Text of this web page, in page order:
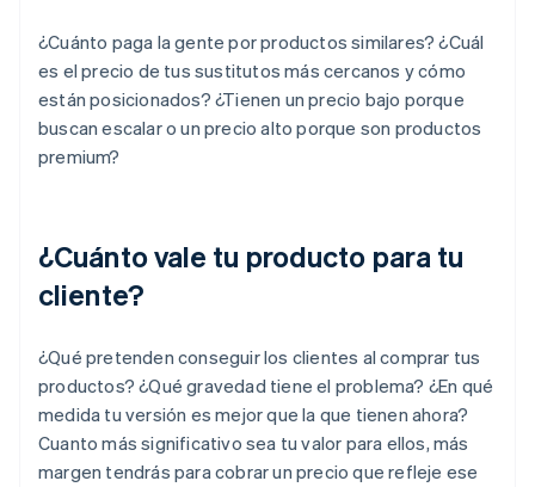
¿Cuánto paga la gente por productos similares? ¿Cuál
es el precio de tus sustitutos más cercanos y cómo
están posicionados? ¿Tienen un precio bajo porque
buscan escalar o un precio alto porque son productos
premium?
¿Cuánto vale tu producto para tu
cliente?
¿Qué pretenden conseguir los clientes al comprar tus
productos? ¿Qué gravedad tiene el problema? ¿En qué
medida tu versión es mejor que la que tienen ahora?
Cuanto más significativo sea tu valor para ellos, más
margen tendrás para cobrar un precio que refleje ese